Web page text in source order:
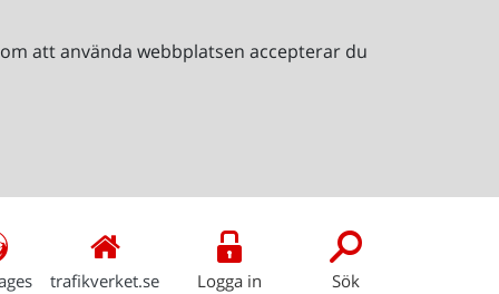
att använda webbplatsen accepterar du
trafikverket.se Logga in Sök